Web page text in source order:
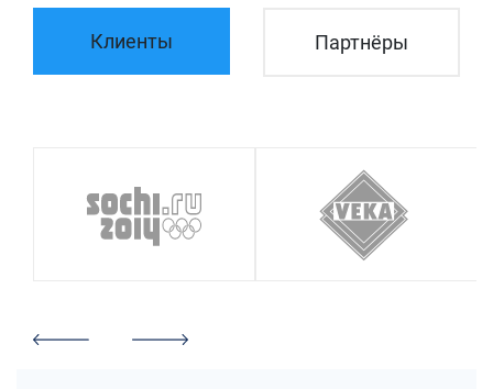
Клиенты Партнёры